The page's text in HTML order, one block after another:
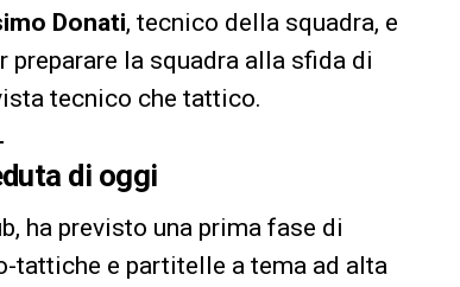
Donati, tecnico della squadra, e
la squadra alla sfida di
tecnico che tattico.
di oggi
ha previsto una prima fase di
tattiche e partitelle a tema ad alta